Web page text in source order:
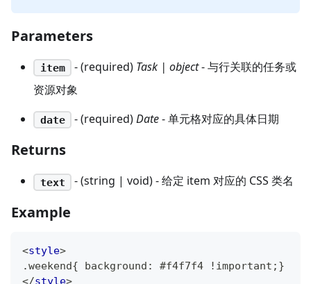
Parameters
item - (required) Task | object- 与行关联的任务或
资源对象
date - (required)Date- 单元格对应的具体日期
Returns
text - (string | void) - 给定 item 对应的 CSS 类名
Example
<style>
.weekend{ background: #f4f7f4 !important;}
</style>